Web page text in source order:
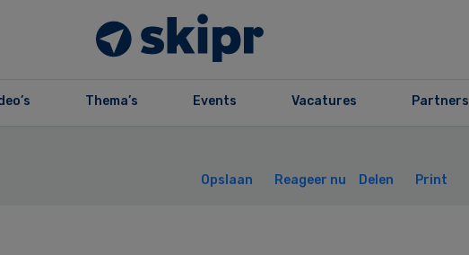
Thema’s Events Vacatures Partners
Opslaan Reageer nu Delen Print